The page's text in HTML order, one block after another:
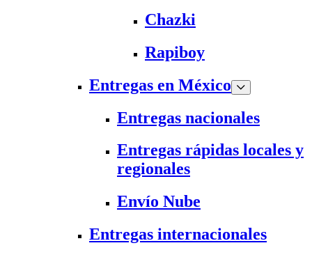
Chazki
Rapiboy
Entregas en México
Entregas nacionales
Entregas rápidas locales y
regionales
Envío Nube
Entregas internacionales